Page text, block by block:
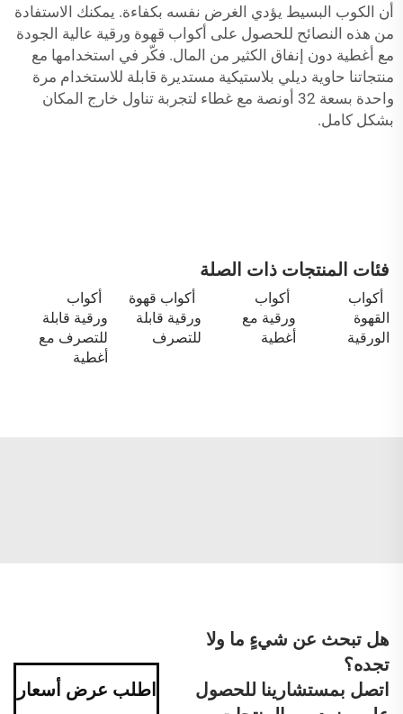
أن الكوب البسيط يؤدي الغرض نفسه بكفاءة. يمكنك الاستفادة
من هذه النصائح للحصول على أكواب قهوة ورقية عالية الجودة
مع أغطية دون إنفاق الكثير من المال. فكّر في استخدامها مع
منتجاتنا حاوية ديلي بلاستيكية مستديرة قابلة للاستخدام مرة
واحدة بسعة 32 أونصة مع غطاء
لتجربة تناول خارج المكان
بشكل كامل.
فئات المنتجات ذات الصلة
أكواب
القهوة
الورقية
أكواب
ورقية مع
أغطية
أكواب قهوة
ورقية قابلة
للتصرف
أكواب
ورقية قابلة
للتصرف مع
أغطية
هل تبحث عن شيءٍ ما ولا
تجده؟
اتصل بمستشارينا للحصول
اطلب عرض أسعار